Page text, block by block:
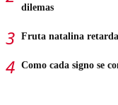
dilemas
Fruta natalina retarda
Como cada signo se